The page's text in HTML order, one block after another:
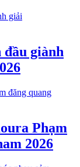
giành
Phạm
2026